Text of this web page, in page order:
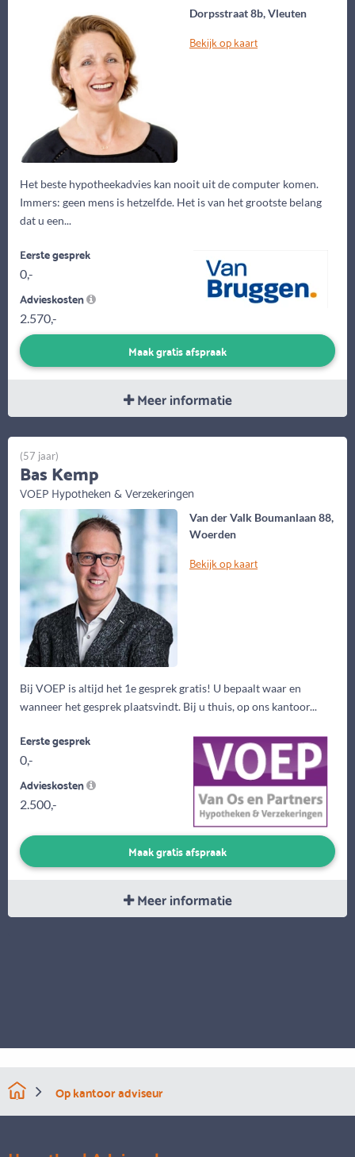
Dorpsstraat 8b, Vleuten
Bekijk op kaart
Het beste hypotheekadvies kan nooit uit de computer komen.
Immers: geen mens is hetzelfde. Het is van het grootste belang
dat u een...
Eerste gesprek
0,-
Advieskosten
2.570,-
Maak gratis afspraak
Meer informatie
Van der Valk Boumanlaan 88,
Woerden
Bekijk op kaart
Bij VOEP is altijd het 1e gesprek gratis! U bepaalt waar en
wanneer het gesprek plaatsvindt. Bij u thuis, op ons kantoor...
(57 jaar)
Bas Kemp
VOEP Hypotheken & Verzekeringen
Eerste gesprek
0,-
Advieskosten
2.500,-
Maak gratis afspraak
Meer informatie
Op kantoor adviseur